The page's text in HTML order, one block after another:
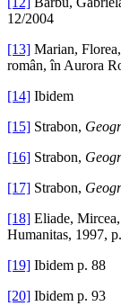
12/2004
[13] Marian,
român, în Aurora
[14] Ibidem
[15] Strabon,
[16] Strabon,
[17] Strabon,
[18] Eliade, Mircea,
Humanitas, 1997,
[19] Ibidem p. 88
[20] Ibidem p. 93